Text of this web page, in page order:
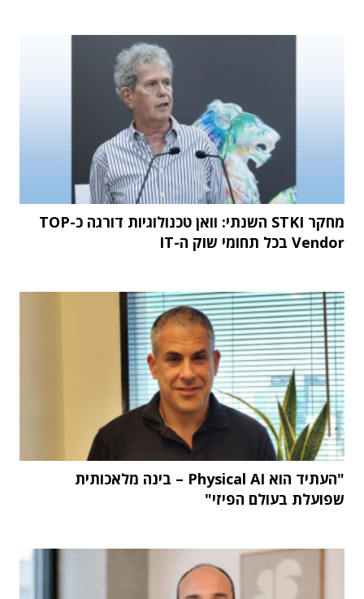
מחקר STKI השנתי: וואן טכנולוגיות דורגה כ-TOP
Vendor בכל תחומי שוק ה-IT
"העתיד הוא Physical AI – בינה מלאכותית
שפועלת בעולם הפיזי"